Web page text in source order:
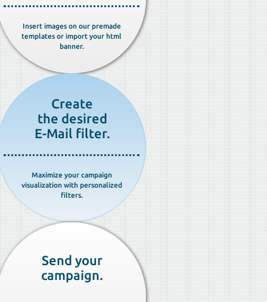
Insert images on our premade
templates or import your html
banner.
Create
the desired
E-Mail filter.
Maximize your campaign
visualization with personalized
filters.
Send your
campaign.